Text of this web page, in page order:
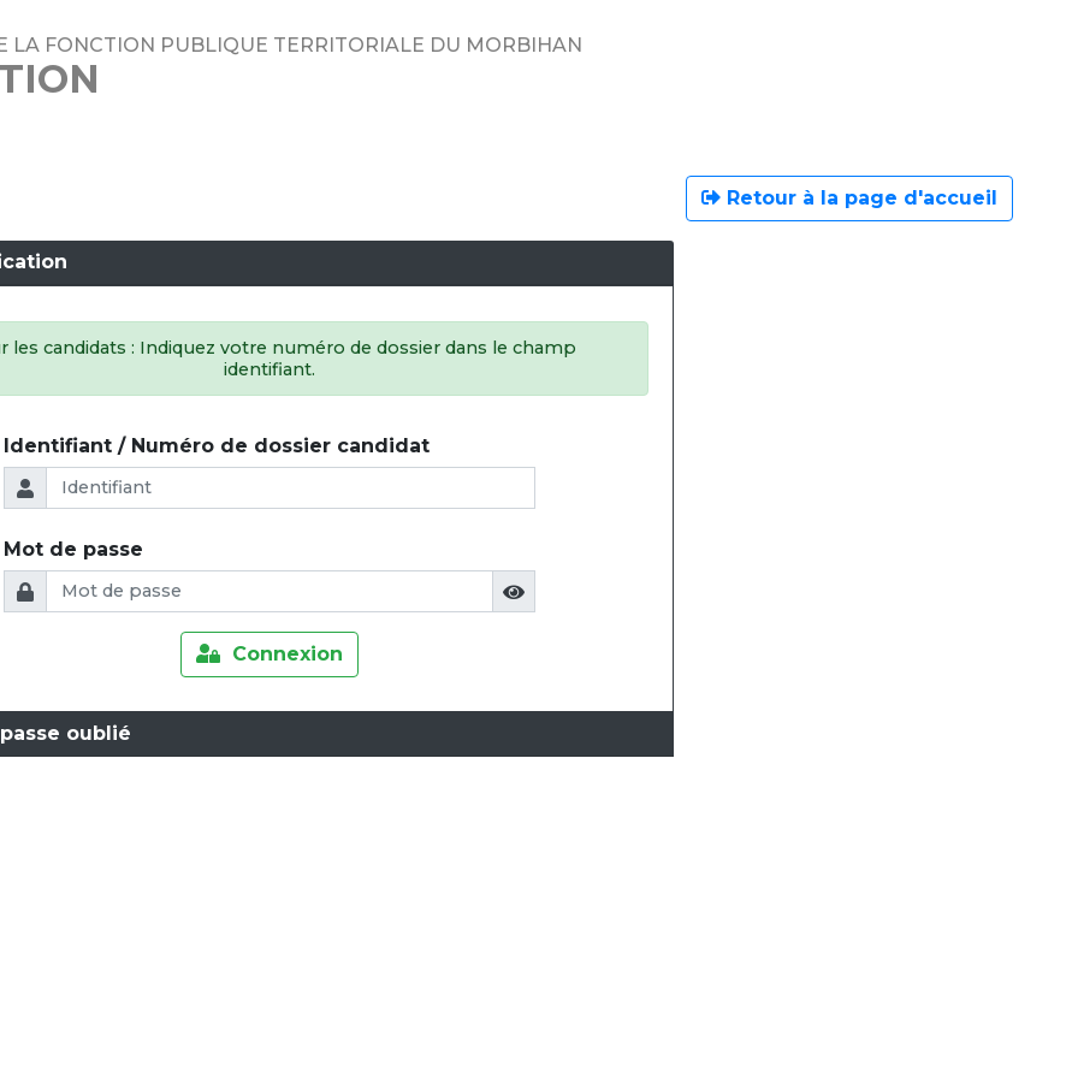
LA FONCTION PUBLIQUE TERRITORIALE DU MORBIHAN
Retour à la page d'accueil
les candidats : Indiquez votre numéro de dossier dans le champ
identifiant.
Identifiant / Numéro de dossier candidat
Mot de passe
Connexion
oublié